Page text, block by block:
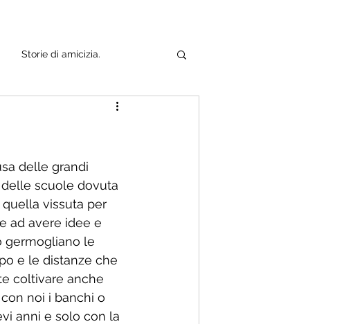
Storie di amicizia.
La famiglia rinnovata
delle grandi
scuole dovuta
quella vissuta per
ad avere idee e
germogliano le
e le distanze che
coltivare anche
noi i banchi o
anni e solo con la